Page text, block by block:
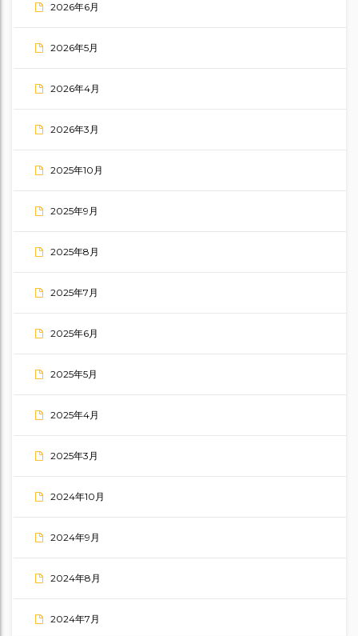
2026年6月
2026年5月
2026年4月
2026年3月
2025年10月
2025年9月
2025年8月
2025年7月
2025年6月
2025年5月
2025年4月
2025年3月
2024年10月
2024年9月
2024年8月
2024年7月